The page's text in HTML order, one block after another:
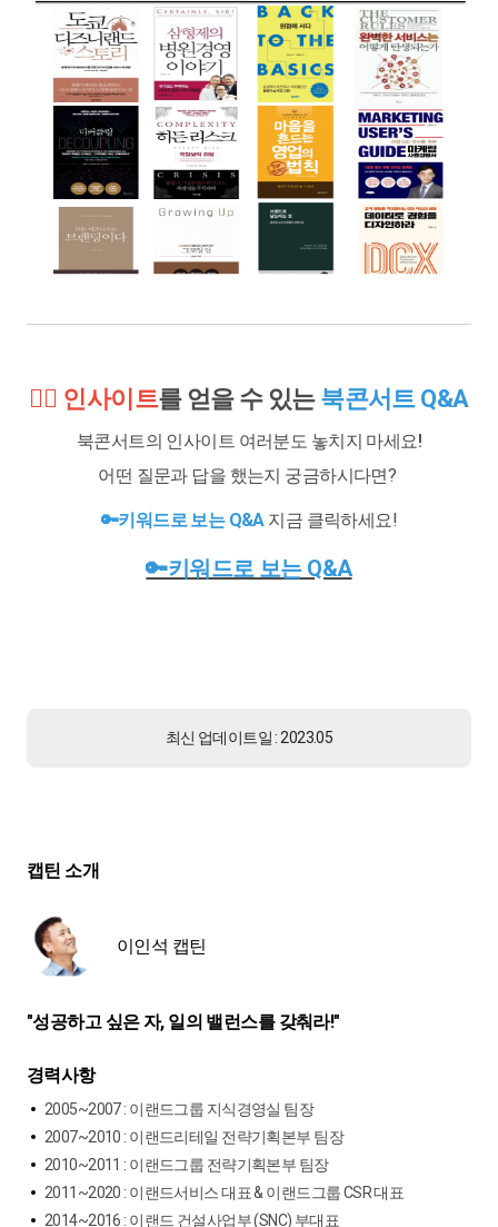
🙋‍♀️ 인사이트를 얻을 수 있는 북콘서트 Q&A
북콘서트의 인사이트 여러분도 놓치지 마세요!
어떤 질문과 답을 했는지 궁금하시다면?
🔑키워드로 보는 Q&A지금 클릭하세요!
🔑키워드로 보는 Q&A
최신 업데이트일 : 2023.05
캡틴 소개
이인석 캡틴
"성공하고 싶은 자, 일의 밸런스를 갖춰라!"
경력사항
2005~2007 : 이랜드그룹 지식경영실 팀장
2007~2010 : 이랜드리테일 전략기획본부 팀장
2010~2011 : 이랜드그룹 전략기획본부 팀장
2011~2020 : 이랜드서비스 대표 & 이랜드그룹 CSR 대표
2014~2016 : 이랜드 건설사업부 (SNC) 부대표